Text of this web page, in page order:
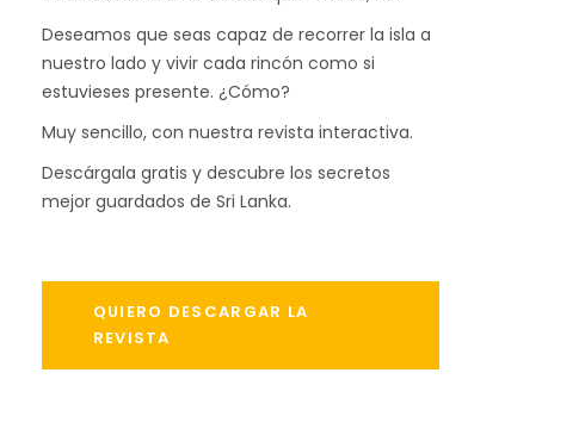
Deseamos que seas capaz de recorrer la isla a
nuestro lado y vivir cada rincón como si
estuvieses presente. ¿Cómo?
Muy sencillo, con nuestra revista interactiva.
Descárgala gratis y descubre los secretos
mejor guardados de Sri Lanka.
QUIERO DESCARGAR LA
REVISTA